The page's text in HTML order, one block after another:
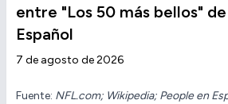
entre "Los 50 más bellos"
Español
7 de agosto de 2026
Fuente: NFL.com; Wikipedia; People en